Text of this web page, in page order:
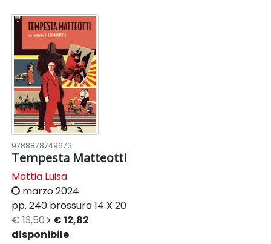
9788878749672
Tempesta Matteotti
Mattia Luisa
marzo 2024
pp. 240 brossura14 X 20
€ 13,50
€ 12,82
disponibile